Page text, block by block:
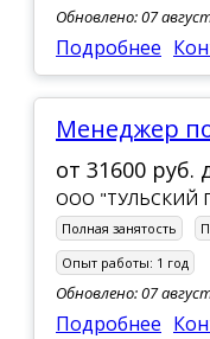
Обновлено: 07
Подробнее
менеджер
от 31600 руб.
ООО "ТУЛЬСКИЙ
Полная занятость
Опыт работы: 1 год
Обновлено: 07
Подробнее